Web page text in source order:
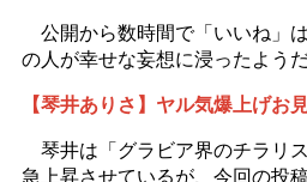
公開から数時間で「いいね」
の人が幸せな妄想に浸ったようだ
【琴井ありさ】ヤル気爆上げお
琴井は「グラビア界のチラリ
急上昇させているが、今回の投